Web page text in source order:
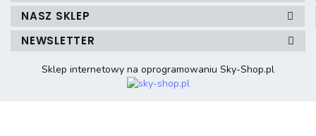
NASZ SKLEP
NEWSLETTER
Sklep internetowy na oprogramowaniu Sky-Shop.pl